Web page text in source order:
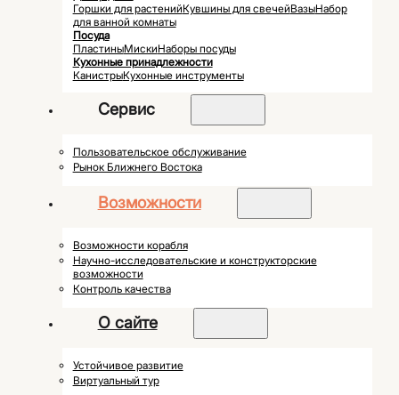
Горшки для растенийКувшины для свечейВазыНабор
для ванной комнаты
Посуда
ПластиныМискиНаборы посуды
Кухонные принадлежности
КанистрыКухонные инструменты
Сервис
Пользовательское обслуживание
Рынок Ближнего Востока
Возможности
Возможности корабля
Научно-исследовательские и конструкторские
возможности
Контроль качества
О сайте
Устойчивое развитие
Виртуальный тур